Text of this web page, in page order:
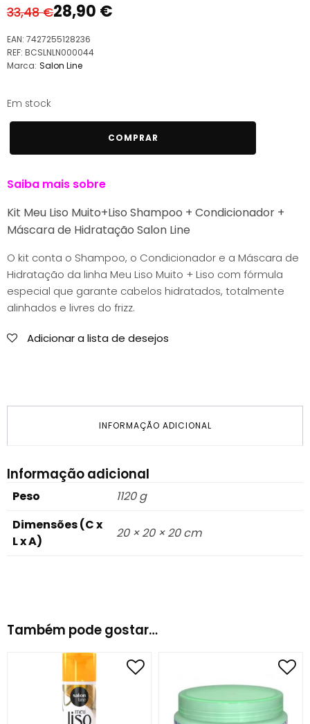
33,48€
O
preço
original
era:
28,90 €
O
preço
atual
é:
EAN: 7427255128236
REF: BCSLNLN000044
Marca: Salon Line
Em stock
de
Line
Meu
Liso
Muito
+
Shampoo
Condicionador
COMPRAR
Saiba mais sobre
Kit Meu Liso Muito+Liso Shampoo + Condicionador +
Máscara de Hidratação Salon Line
O kit conta o Shampoo, o Condicionador e a Máscara de
Hidratação da linha Meu Liso Muito + Liso com fórmula
especial que garante cabelos hidratados, totalmente
alinhados e livres do frizz.
Adicionar a lista de desejos
INFORMAÇÃO ADICIONAL
Informação adicional
Peso
1120 g
Dimensões (C x
L x A)
20 × 20 × 20 cm
Também pode gostar…